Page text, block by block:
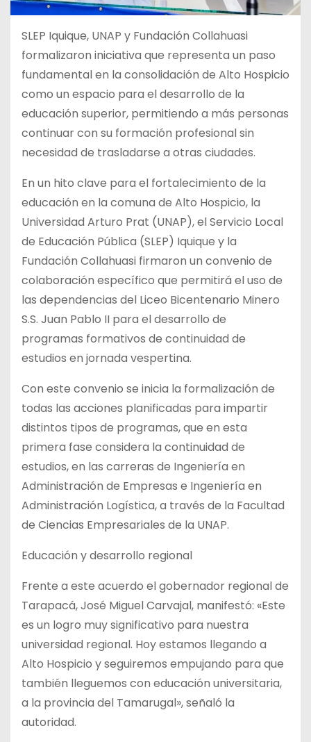
SLEP Iquique, UNAP y Fundación Collahuasi
formalizaron iniciativa que representa un paso
fundamental en la consolidación de Alto Hospicio
como un espacio para el desarrollo de la
educación superior, permitiendo a más personas
continuar con su formación profesional sin
necesidad de trasladarse a otras ciudades.
En un hito clave para el fortalecimiento de la
educación en la comuna de Alto Hospicio, la
Universidad Arturo Prat (UNAP), el Servicio Local
de Educación Pública (SLEP) Iquique y la
Fundación Collahuasi firmaron un convenio de
colaboración específico que permitirá el uso de
las dependencias del Liceo Bicentenario Minero
S.S. Juan Pablo II para el desarrollo de
programas formativos de continuidad de
estudios en jornada vespertina.
Con este convenio se inicia la formalización de
todas las acciones planificadas para impartir
distintos tipos de programas, que en esta
primera fase considera la continuidad de
estudios, en las carreras de Ingeniería en
Administración de Empresas e Ingeniería en
Administración Logística, a través de la Facultad
de Ciencias Empresariales de la UNAP.
Educación y desarrollo regional
Frente a este acuerdo el gobernador regional de
Tarapacá, José Miguel Carvajal, manifestó: «Este
es un logro muy significativo para nuestra
universidad regional. Hoy estamos llegando a
Alto Hospicio y seguiremos empujando para que
también lleguemos con educación universitaria,
a la provincia del Tamarugal», señaló la
autoridad.